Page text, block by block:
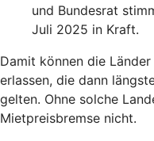
und Bundesrat
Juli 2025 in Kraft.
Damit können die
erlassen, die dann
gelten. Ohne solche
Mietpreisbremse nicht.